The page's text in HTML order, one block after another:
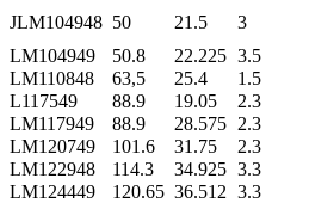
JLM104948 50 21.5 3
LM104949
50.8 22.225 3.5
LM110848
63,5 25.4 1.5
L117549
88.9 19.05 2.3
LM117949
88.9 28.575 2.3
LM120749
101.6 31.75 2.3
LM122948
114.3 34.925 3.3
LM124449
120.65 36.512 3.3